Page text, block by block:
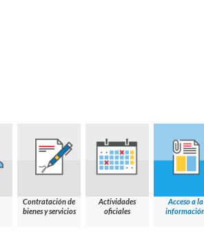
Contratación de
bienes y servicios
Actividades
oficiales
Acceso a la